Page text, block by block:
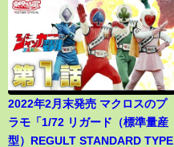
2022年2月末発売 マクロスのプ
ラモ「1/72 リガード（標準量産
型）REGULT STANDARD TYPE